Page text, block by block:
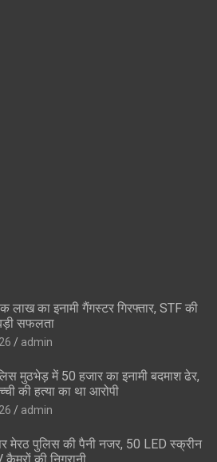
लाख का इनामी गैंगस्टर गिरफ्तार, STF की
सफलता
admin
मुठभेड़ में 50 हजार का इनामी बदमाश ढेर,
की हत्या का था आरोपी
admin
मेरठ पुलिस की पैनी नजर, 50 LED स्क्रीन